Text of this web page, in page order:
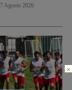
7 Agosto 2026
×